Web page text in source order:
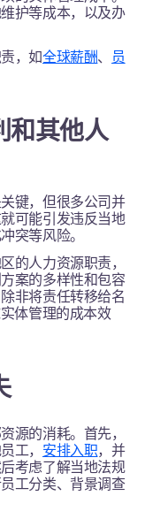
护等成本，以及办
，如全球薪酬、 员
和其他人
键，但很多公司并
可能引发违反当地
突等风险。
的人力资源职责，
案的多样性和包容
非将责任转移给名
体管理的成本效
源的消耗。首先，
工， 安排入职，并
考虑了解当地法规
工分类、背景调查